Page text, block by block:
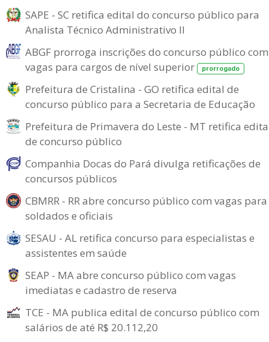
SAPE - SC retifica edital do concurso público para
Analista Técnico Administrativo II
ABGF prorroga inscrições do concurso público com
vagas para cargos de nível superior
prorrogado
Prefeitura de Cristalina - GO retifica edital de
concurso público para a Secretaria de Educação
Prefeitura de Primavera do Leste - MT retifica
de concurso público
Companhia Docas do Pará divulga retificações de
concursos públicos
CBMRR - RR abre concurso público com vagas para
soldados e oficiais
SESAU - AL retifica concurso para especialistas e
assistentes em saúde
SEAP - MA abre concurso público com vagas
imediatas e cadastro de reserva
TCE - MA publica edital de concurso público com
salários de até R$ 20.112,20